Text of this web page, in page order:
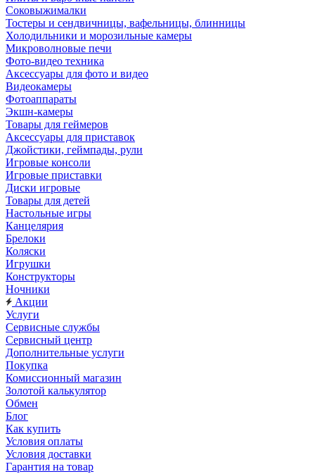
Соковыжималки
Тостеры и сендвичницы, вафельницы, блинницы
Холодильники и морозильные камеры
Микроволновые печи
Фото-видео техника
Аксессуары для фото и видео
Видеокамеры
Фотоаппараты
Экшн-камеры
Товары для геймеров
Аксессуары для приставок
Джойстики, геймпады, рули
Игровые консоли
Игровые приставки
Диски игровые
Товары для детей
Настольные игры
Канцелярия
Брелоки
Коляски
Игрушки
Конструкторы
Ночники
Акции
Услуги
Сервисные службы
Сервисный центр
Дополнительные услуги
Покупка
Комиссионный магазин
Золотой калькулятор
Обмен
Блог
Как купить
Условия оплаты
Условия доставки
Гарантия на товар